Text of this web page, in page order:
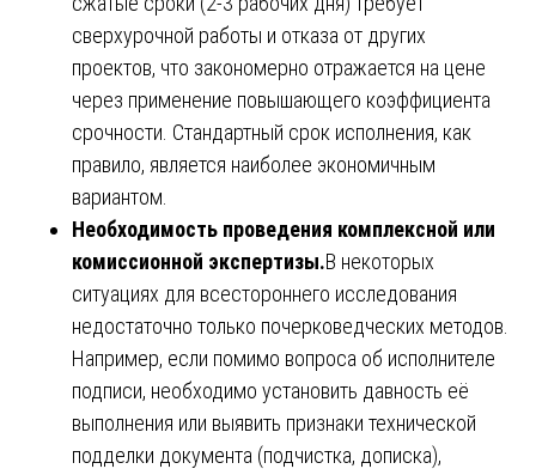
сверхурочной работы и отказа от других
проектов, что закономерно отражается на цене
через применение повышающего коэффициента
срочности. Стандартный срок исполнения, как
правило, является наиболее экономичным
вариантом.
Необходимость проведения комплексной или
комиссионной экспертизы.В некоторых
ситуациях для всестороннего исследования
недостаточно только почерковедческих методов.
Например, если помимо вопроса об исполнителе
подписи, необходимо установить давность её
выполнения или выявить признаки технической
подделки документа (подчистка, дописка),